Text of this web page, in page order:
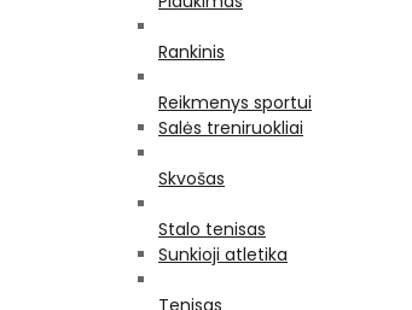
Rankinis
Reikmenys sportui
Salės treniruokliai
Skvošas
Stalo tenisas
Sunkioji atletika
Tenisas